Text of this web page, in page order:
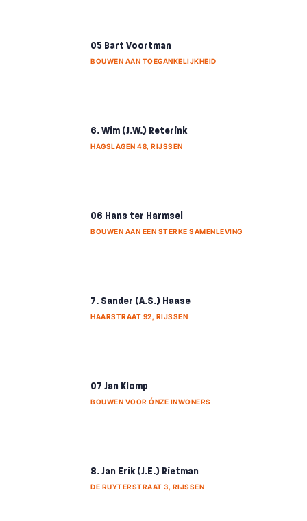
05 Bart Voortman
BOUWEN AAN TOEGANKELIJKHEID
6. Wim (J.W.) Reterink
HAGSLAGEN 48, RIJSSEN
06 Hans ter Harmsel
BOUWEN AAN EEN STERKE SAMENLEVING
7. Sander (A.S.) Haase
HAARSTRAAT 92, RIJSSEN
07 Jan Klomp
BOUWEN VOOR ÓNZE INWONERS
8. Jan Erik (J.E.) Rietman
DE RUYTERSTRAAT 3, RIJSSEN